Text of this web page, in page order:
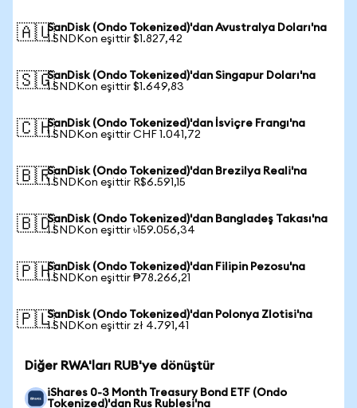
🇦🇺SanDisk (Ondo Tokenized)'dan Avustralya Doları'na
1 SNDKon eşittir $1.827,42
🇸🇬SanDisk (Ondo Tokenized)'dan Singapur Doları'na
1 SNDKon eşittir $1.649,83
🇨🇭SanDisk (Ondo Tokenized)'dan İsviçre Frangı'na
1 SNDKon eşittir CHF 1.041,72
🇧🇷SanDisk (Ondo Tokenized)'dan Brezilya Reali'na
1 SNDKon eşittir R$6.591,15
🇧🇩SanDisk (Ondo Tokenized)'dan Bangladeş Takası'na
1 SNDKon eşittir ৳159.056,34
🇵🇭SanDisk (Ondo Tokenized)'dan Filipin Pezosu'na
1 SNDKon eşittir ₱78.266,21
🇵🇱SanDisk (Ondo Tokenized)'dan Polonya Zlotisi'na
1 SNDKon eşittir zł 4.791,41
Diğer RWA'ları RUB'ye dönüştür
iShares 0-3 Month Treasury Bond ETF (Ondo
Tokenized)'dan Rus Rublesi'na